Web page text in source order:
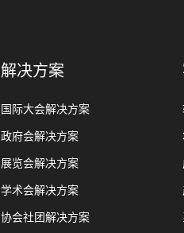
解决方案
国际大会解决方案
政府会解决方案
展览会解决方案
学术会解决方案
协会社团解决方案